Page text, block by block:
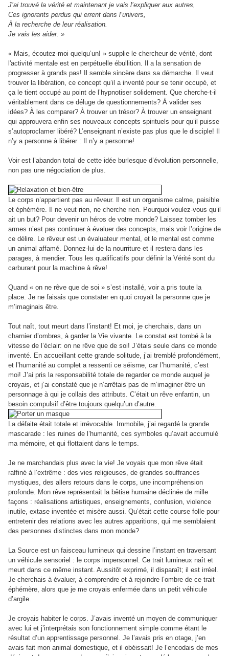
J’ai trouvé la vérité et maintenant je vais l’expliquer aux autres,
Ces ignorants perdus qui errent dans l’univers,
À la recherche de leur réalisation.
Je vais les aider. »
« Mais, écoutez-moi quelqu’un! » supplie le chercheur de vérité, dont
l'activité mentale est en perpétuelle ébullition. Il a la sensation de
progresser à grands pas! Il semble sincère dans sa démarche. Il veut
trouver la libération, ce concept qu’il a inventé pour se tenir occupé, et
ça le tient occupé au point de l’hypnotiser solidement. Que cherche-t-il
véritablement dans ce déluge de questionnements? À valider ses
idées? À les comparer? À trouver un trésor? À trouver un enseignant
qui approuvera enfin ses nouveaux concepts spirituels pour qu’il puisse
s’autoproclamer libéré? L’enseignant n’existe pas plus que le disciple! Il
n’y a personne à libérer :
Il n’y a personne!
Voir est l’abandon total de cette idée burlesque d’évolution personnelle,
non pas une négociation de plus.
Le corps n’appartient pas au rêveur. Il est un organisme calme, paisible
et éphémère. Il ne veut rien, ne cherche rien. Pourquoi voulez-vous qu’il
ait un but? Pour devenir un héros de votre monde? Laissez tomber les
armes n’est pas continuer à évaluer des concepts, mais voir l’origine de
ce délire. Le rêveur est un évaluateur mental, et le mental est comme
un animal affamé. Donnez-lui de la nourriture et il restera dans les
parages, à mendier. Tous les qualificatifs pour définir la Vérité sont du
carburant pour la machine à rêve!
Quand « on ne rêve que de soi » s’est installé, voir a pris toute la
place. Je ne faisais que constater en quoi croyait la personne que je
m’imaginais être.
Tout naît, tout meurt dans l’instant! Et moi, je cherchais, dans un
charnier d’ombres, à garder la Vie vivante. Le constat est tombé à la
vitesse de l’éclair: on ne rêve que de soi! J’étais seule dans ce monde
inventé. En accueillant cette grande solitude, j’ai tremblé profondément,
et l’humanité au complet a ressenti ce séisme, car l’humanité, c’est
moi! J’ai pris la responsabilité totale de regarder ce monde auquel je
croyais, et j’ai constaté que je n’arrêtais pas de m’imaginer être un
personnage à qui je collais des attributs. C’était un rêve enfantin, un
besoin compulsif d’être toujours quelqu’un d’autre.
La défaite était totale et irrévocable. Immobile, j’ai regardé la grande
mascarade : les ruines de l’humanité, ces symboles qu’avait accumulé
ma mémoire, et qui flottaient dans le temps.
Je ne marchandais plus avec la vie! Je voyais que mon rêve était
raffiné à l’extrême : des vies religieuses, de grandes souffrances
mystiques, des allers retours dans le corps, une incompréhension
profonde. Mon rêve représentait la bêtise humaine déclinée de mille
façons : réalisations artistiques, enseignements, confusion, violence
inutile, extase inventée et misère aussi. Qu’était cette course folle pour
entretenir des relations avec les autres apparitions, qui me semblaient
des personnes distinctes dans mon monde?
La Source est un faisceau lumineux qui dessine l’instant en traversant
un véhicule sensoriel : le corps impersonnel. Ce trait lumineux naît et
meurt dans ce même instant. Aussitôt exprimé, il disparaît; il est irréel.
Je cherchais à évaluer, à comprendre et à rejoindre l’ombre de ce trait
éphémère, alors que je me croyais enfermée dans un petit véhicule
d’argile.
Je croyais habiter le corps. J’avais inventé un moyen de communiquer
avec lui et j’interprétais son fonctionnement simple comme étant le
résultat d’un apprentissage personnel. Je l’avais pris en otage, j’en
avais fait mon animal domestique, et il obéissait! Je l’encodais de mes